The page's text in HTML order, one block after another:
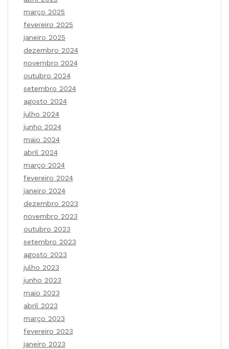
março 2025
fevereiro 2025
janeiro 2025
dezembro 2024
novembro 2024
outubro 2024
setembro 2024
agosto 2024
julho 2024
junho 2024
maio 2024
abril 2024
março 2024
fevereiro 2024
janeiro 2024
dezembro 2023
novembro 2023
outubro 2023
setembro 2023
agosto 2023
julho 2023
junho 2023
maio 2023
abril 2023
março 2023
fevereiro 2023
janeiro 2023